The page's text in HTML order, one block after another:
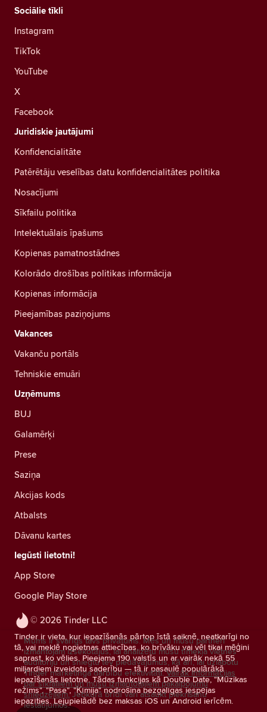
© 2026 Tinder LLC
Tinder ir vieta, kur iepazīšanās pārtop īstā saiknē, neatkarīgi no
tā, vai meklē nopietnas attiecības, ko brīvāku vai vēl tikai mēģini
saprast, ko vēlies. Pieejama 190 valstīs un ar vairāk nekā 55
miljardiem izveidotu saderību — tā ir pasaulē populārākā
iepazīšanās lietotne. Tādas funkcijas kā Double Date, "Mūzikas
režīms", "Pase", "Ķīmija" nodrošina bezgalīgas iespējas
iepazīties. Lejupielādē bez maksas iOS un Android ierīcēm.
Sociālie tīkli
Instagram
TikTok
YouTube
X
Facebook
Juridiskie jautājumi
Konfidencialitāte
Patērētāju veselības datu konfidencialitātes politika
Nosacījumi
Sīkfailu politika
Intelektuālais īpašums
Kopienas pamatnostādnes
Kolorādo drošības politikas informācija
Kopienas informācija
Pieejamības paziņojums
Vakances
Vakanču portāls
Tehniskie emuāri
Uzņēmums
BUJ
Galamērķi
Prese
Saziņa
Akcijas kods
Atbalsts
Dāvanu kartes
Iegūsti lietotni!
App Store
Google Play Store
Mums ir svarīgs tavs privātums. Mēs un mūsu partneri
izmantojam izsekotājus, lai analizētu mūsu tīmekļa vietnes
auditoriju un sniegtu tev piedāvājumus, kā arī, lai uzlabotu
Tinder mārketinga darbību efektivitāti. Vairāk informācijas
par sīkfailiem un mūsu izmantotajiem pakalpojumu
sniedzējiem. Jebkurā brīdī vari atsaukt piekrišanu
iestatījumos.